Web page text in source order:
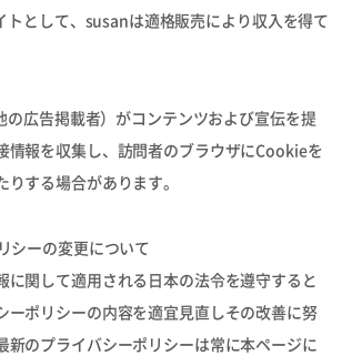
として、susanは適格販売により収入を得て
広告掲載者）がコンテンツおよび宣伝を提
情報を収集し、訪問者のブラウザにCookieを
する場合があります。
シーの変更について
に関して適用される日本の法令を遵守すると
ーポリシーの内容を適宜見直しその改善に努
新のプライバシーポリシーは常に本ページに